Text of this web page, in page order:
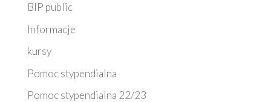
BIP public
Informacje
kursy
Pomoc stypendialna
Pomoc stypendialna 22/23